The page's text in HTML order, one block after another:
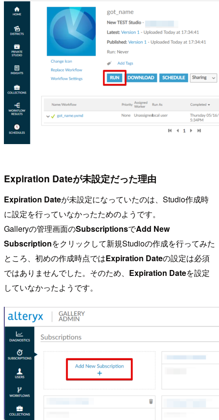
Expiration Dateが未設定だった理由
Expiration Dateが未設定になっていたのは、Studio作成時
に設定を行っていなかったためのようです。
Galleryの管理画面のSubscriptionsでAdd New
Subscriptionをクリックして新規Studioの作成を行ってみた
ところ、初めの作成時点ではExpiration Dateの設定は必須
ではありませんでした。そのため、 Expiration Dateを設定
していなかったようです。